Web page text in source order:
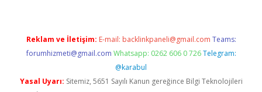
Reklam ve İletişim: E-mail: backlinkpaneli@gmail.com Teams:
forumhizmeti@gmail.com Whatsapp: 0262 606 0 726 Telegram:
@karabul
Yasal Uyarı: Sitemiz, 5651 Sayılı Kanun gereğince Bilgi Teknolojileri